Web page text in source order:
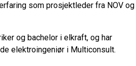
som prosjektleder fra NOV og
og bachelor i elkraft, og har
elektroingeniør i Multiconsult.